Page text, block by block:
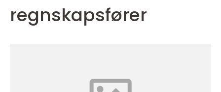
regnskapsfører